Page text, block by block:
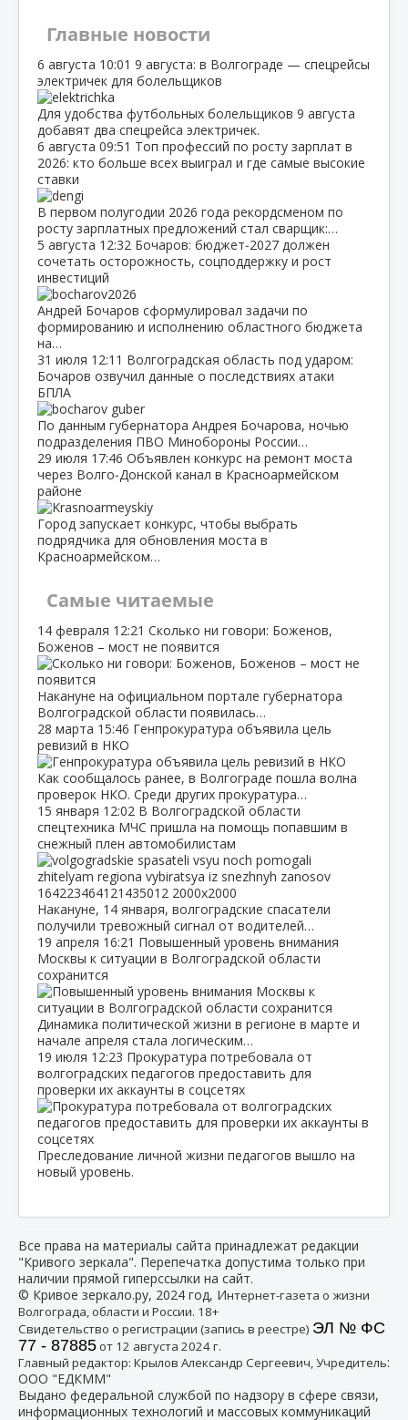
Главные новости
6 августа 10:01 9 августа: в Волгограде — спецрейсы
электричек для болельщиков
Для удобства футбольных болельщиков 9 августа
добавят два спецрейса электричек.
6 августа 09:51 Топ профессий по росту зарплат в
2026: кто больше всех выиграл и где самые высокие
ставки
В первом полугодии 2026 года рекордсменом по
росту зарплатных предложений стал сварщик:…
5 августа 12:32 Бочаров: бюджет‑2027 должен
сочетать осторожность, соцподдержку и рост
инвестиций
Андрей Бочаров сформулировал задачи по
формированию и исполнению областного бюджета
на…
31 июля 12:11 Волгоградская область под ударом:
Бочаров озвучил данные о последствиях атаки
БПЛА
По данным губернатора Андрея Бочарова, ночью
подразделения ПВО Минобороны России…
29 июля 17:46 Объявлен конкурс на ремонт моста
через Волго‑Донской канал в Красноармейском
районе
Город запускает конкурс, чтобы выбрать
подрядчика для обновления моста в
Красноармейском…
Самые читаемые
14 февраля 12:21 Сколько ни говори: Боженов,
Боженов – мост не появится
Накануне на официальном портале губернатора
Волгоградской области появилась…
28 марта 15:46 Генпрокуратура объявила цель
ревизий в НКО
Как сообщалось ранее, в Волгограде пошла волна
проверок НКО. Среди других прокуратура…
15 января 12:02 В Волгоградской области
спецтехника МЧС пришла на помощь попавшим в
снежный плен автомобилистам
Накануне, 14 января, волгоградские спасатели
получили тревожный сигнал от водителей…
19 апреля 16:21 Повышенный уровень внимания
Москвы к ситуации в Волгоградской области
сохранится
Динамика политической жизни в регионе в марте и
начале апреля стала логическим…
19 июля 12:23 Прокуратура потребовала от
волгоградских педагогов предоставить для
проверки их аккаунты в соцсетях
Преследование личной жизни педагогов вышло на
новый уровень.
Все права на материалы сайта принадлежат редакции
"Кривого зеркала". Перепечатка допустима только при
наличии прямой гиперссылки на сайт.
© Кривое зеркало.ру, 2024 год, Интернет-газета о жизни
Волгограда, области и России. 18+
Свидетельство о регистрации (запись в реестре) ЭЛ № ФС
77 - 87885от 12 августа 2024 г.
Главный редактор: Крылов Александр Сергеевич, Учредитель:
ООО "ЕДКММ"
Выдано федеральной службой по надзору в сфере связи,
информационных технологий и массовых коммуникаций